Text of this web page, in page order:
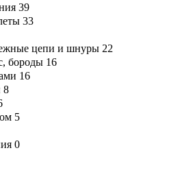
39
33
цепи и шнуры 22
бороды 16
16
8
5
0